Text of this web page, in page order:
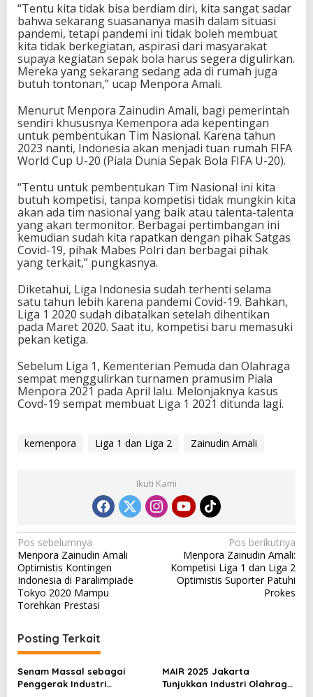
“Tentu kita tidak bisa berdiam diri, kita sangat sadar
bahwa sekarang suasananya masih dalam situasi
pandemi, tetapi pandemi ini tidak boleh membuat
kita tidak berkegiatan, aspirasi dari masyarakat
supaya kegiatan sepak bola harus segera digulirkan.
Mereka yang sekarang sedang ada di rumah juga
butuh tontonan,” ucap Menpora Amali.
Menurut Menpora Zainudin Amali, bagi pemerintah
sendiri khususnya Kemenpora ada kepentingan
untuk pembentukan Tim Nasional. Karena tahun
2023 nanti, Indonesia akan menjadi tuan rumah FIFA
World Cup U-20 (Piala Dunia Sepak Bola FIFA U-20).
“Tentu untuk pembentukan Tim Nasional ini kita
butuh kompetisi, tanpa kompetisi tidak mungkin kita
akan ada tim nasional yang baik atau talenta-talenta
yang akan termonitor. Berbagai pertimbangan ini
kemudian sudah kita rapatkan dengan pihak Satgas
Covid-19, pihak Mabes Polri dan berbagai pihak
yang terkait,” pungkasnya.
Diketahui, Liga Indonesia sudah terhenti selama
satu tahun lebih karena pandemi Covid-19. Bahkan,
Liga 1 2020 sudah dibatalkan setelah dihentikan
pada Maret 2020. Saat itu, kompetisi baru memasuki
pekan ketiga.
Sebelum Liga 1, Kementerian Pemuda dan Olahraga
sempat menggulirkan turnamen pramusim Piala
Menpora 2021 pada April lalu. Melonjaknya kasus
Covd-19 sempat membuat Liga 1 2021 ditunda lagi.
kemenpora Liga 1 dan Liga 2 Zainudin Amali
Ikuti Kami
N
a
v
i
a
s
i
Pos sebelumnya
Menpora Zainudin Amali
Optimistis Kontingen
Indonesia di Paralimpiade
Tokyo 2020 Mampu
Torehkan Prestasi
Pos berikutnya
Menpora Zainudin Amali:
Kompetisi Liga 1 dan Liga 2
Optimistis Suporter Patuhi
Prokes
Posting Terkait
Senam Massal sebagai
Penggerak Industri
MAIR 2025 Jakarta
Tunjukkan Industri Olahraga